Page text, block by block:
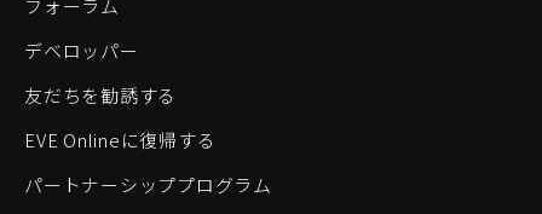
フォーラム
デベロッパー
友だちを勧誘する
EVE Onlineに復帰する
パートナーシッププログラム